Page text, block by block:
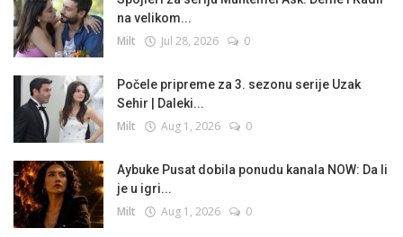
na velikom...
Milt Jul 28, 2026 0
Počele pripreme za 3. sezonu serije Uzak
Sehir | Daleki...
Milt Aug 1, 2026 0
Aybuke Pusat dobila ponudu kanala NOW: Da li
je u igri...
Milt Aug 1, 2026 0